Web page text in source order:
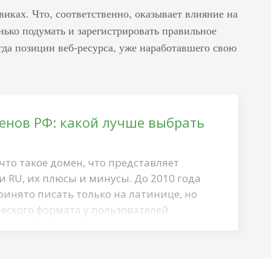
Что, соответственно, оказывает влияние на
подумать и зарегистрировать правильное
позиции веб-ресурса, уже наработавшего свою
РФ: какой лучше выбрать
такое домен, что представляет
их плюсы и минусы. До 2010 года
писать только на латинице, но
формата у пользователей